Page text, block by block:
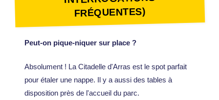
FRÉQUENTES)
Peut-on pique-niquer sur place ?
Absolument ! La Citadelle d'Arras est le spot parfait
pour étaler une nappe. Il y a aussi des tables à
disposition près de l'accueil du parc.